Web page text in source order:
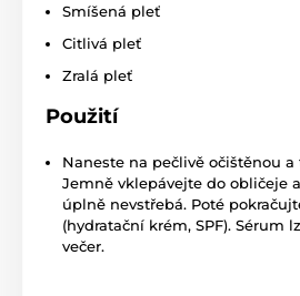
Smíšená pleť
Citlivá pleť
Zralá pleť
Použití
Naneste na pečlivě očištěnou
Jemně vklepávejte do obličeje
úplně nevstřebá. Poté
(hydratační krém, SPF). Sérum
večer.